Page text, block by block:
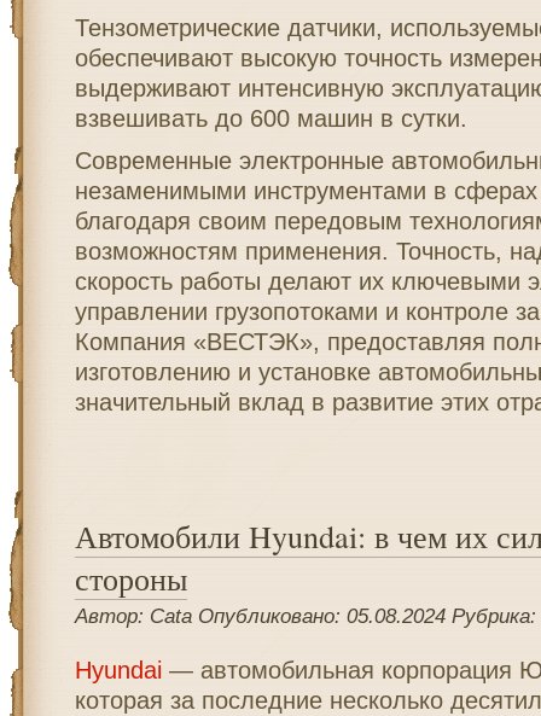
Тензометрические датчики,
обеспечивают высокую точность
выдерживают интенсивную
взвешивать до 600 машин в сутки.
Современные электронные
незаменимыми инструментами в сферах
благодаря своим передовым
возможностям применения. Точность,
скорость работы делают их ключевыми
управлении грузопотоками и контроле
Компания «ВЕСТЭК», предоставляя
изготовлению и установке
значительный вклад в развитие этих
Автомобили Hyundai: в чем их
стороны
Автор: Cata Опубликовано: 05.08.2024 Рубрика:
Hyundai— автомобильная корпорация
которая за последние несколько